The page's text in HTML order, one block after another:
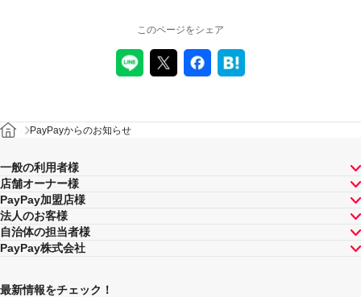
このページをシェア
PayPayからのお知らせ
一般の利用者様
店舗オーナー様
PayPay加盟店様
法人のお客様
自治体の担当者様
PayPay株式会社
最新情報をチェック！